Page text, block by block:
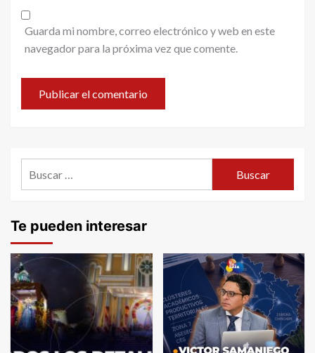
Guarda mi nombre, correo electrónico y web en este
navegador para la próxima vez que comente.
Te pueden interesar